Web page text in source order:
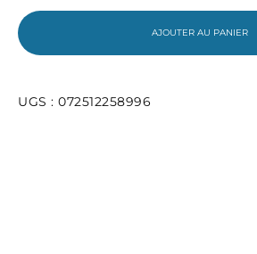
Stylo
à
stylus
AJOUTER AU PANIER
UGS : 072512258996